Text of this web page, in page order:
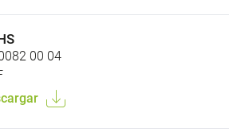
00 04